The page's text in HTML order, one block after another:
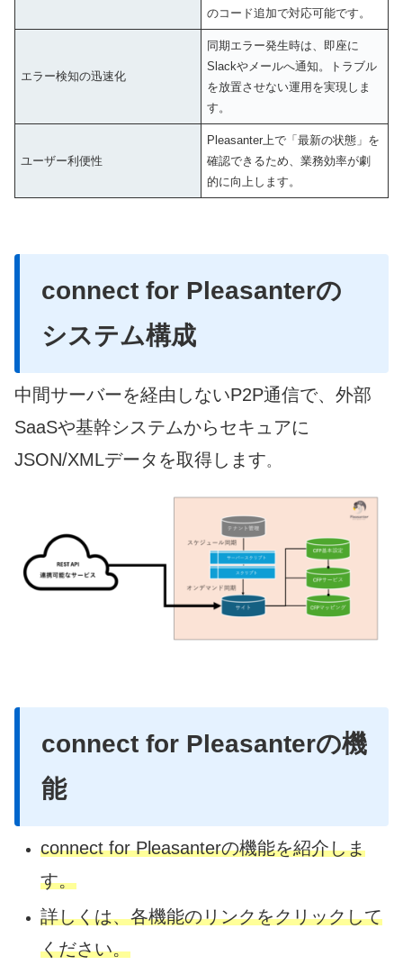
のコード追加で対応可能です。
エラー検知の迅速化
同期エラー発生時は、即座に
Slackやメールへ通知。トラブル
を放置させない運用を実現しま
す。
ユーザー利便性
Pleasanter上で「最新の状態」を
確認できるため、業務効率が劇
的に向上します。
connect for Pleasanterの
システム構成
中間サーバーを経由しないP2P通信で、外部
SaaSや基幹システムからセキュアに
JSON/XMLデータを取得します。
connect for Pleasanterの機
能
connect for Pleasanterの機能を紹介しま
す。
詳しくは、各機能のリンクをクリックして
ください。